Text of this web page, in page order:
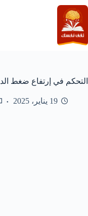
التجاوز
إلى
المحتوى
التحكم في إرتفاع ضغط
19 يناير، 2025